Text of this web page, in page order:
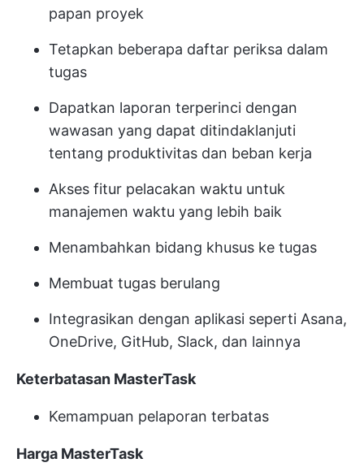
papan proyek
Tetapkan beberapa daftar periksa dalam
tugas
Dapatkan laporan terperinci dengan
wawasan yang dapat ditindaklanjuti
tentang produktivitas dan beban kerja
Akses fitur pelacakan waktu untuk
manajemen waktu yang lebih baik
Menambahkan bidang khusus ke tugas
Membuat tugas berulang
Integrasikan dengan aplikasi seperti Asana,
OneDrive, GitHub, Slack, dan lainnya
Keterbatasan MasterTask
Kemampuan pelaporan terbatas
Harga MasterTask